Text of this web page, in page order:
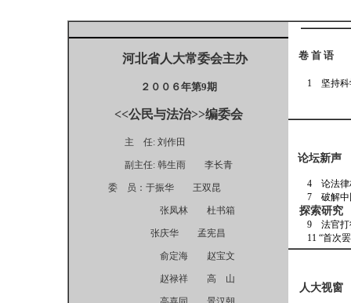
河北省人大常委会主办
２００６年第9期
<<公民与法治>>编委会
主 任: 刘作田
副主任: 韩生雨 李长青
委 员：于振华 王双昆
张凤林 杜书箱
张庆华 孟宪昌
俞定海 赵宝文
赵禄祥 高 山
卷 首 语
1 坚持
论坛新声
4 论法
7 破
探索研究
9 法
11 “
人大视窗